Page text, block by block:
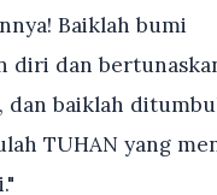
Baiklah bumi
diri dan
dan baiklah
TUHAN yang